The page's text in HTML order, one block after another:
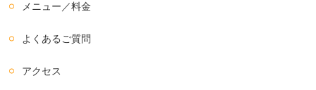
メニュー／料金
よくあるご質問
アクセス